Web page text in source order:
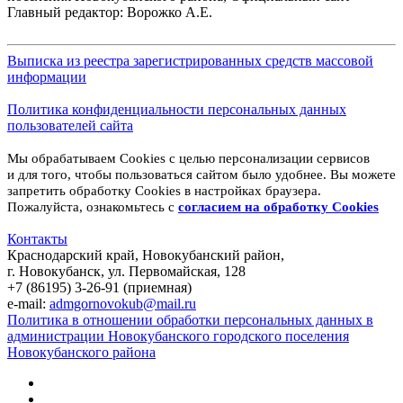
Главный редактор: Ворожко А.Е.
Выписка из реестра зарегистрированных средств массовой
информации
Политика конфиденциальности персональных данных
пользователей сайта
Мы обрабатываем Cookies с целью персонализации сервисов
и для того, чтобы пользоваться сайтом было удобнее. Вы можете
запретить обработку Cookies в настройках браузера.
Пожалуйста, ознакомьтесь с согласием на обработку Cookies
Контакты
Краснодарский край, Новокубанский район,
г. Новокубанск, ул. Первомайская, 128
+7 (86195) 3-26-91 (приемная)
e-mail: admgornovokub@mail.ru
Политика в отношении обработки персональных данных в
администрации Новокубанского городского поселения
Новокубанского района